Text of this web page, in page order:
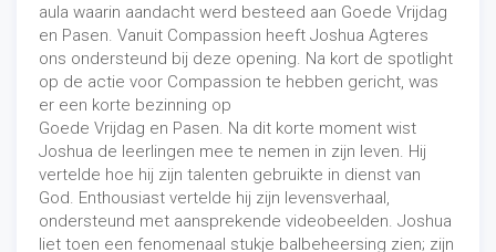
aula waarin aandacht werd besteed aan Goede Vrijdag
en Pasen. Vanuit Compassion heeft Joshua Agteres
ons ondersteund bij deze opening. Na kort de spotlight
op de actie voor Compassion te hebben gericht, was
er een korte bezinning op
Goede Vrijdag en Pasen. Na dit korte moment wist
Joshua de leerlingen mee te nemen in zijn leven. Hij
vertelde hoe hij zijn talenten gebruikte in dienst van
God. Enthousiast vertelde hij zijn levensverhaal,
ondersteund met aansprekende videobeelden. Joshua
liet toen een fenomenaal stukje balbeheersing zien; zijn